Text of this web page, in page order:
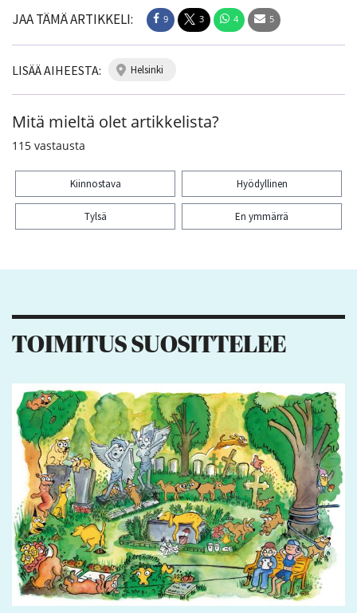
JAA TÄMÄ ARTIKKELI: 9 3 4 5
LISÄÄ AIHEESTA: helsinki
Mitä mieltä olet artikkelista?
115 vastausta
Kiinnostava Hyödyllinen
Tylsä En ymmärrä
TOIMITUS SUOSITTELEE